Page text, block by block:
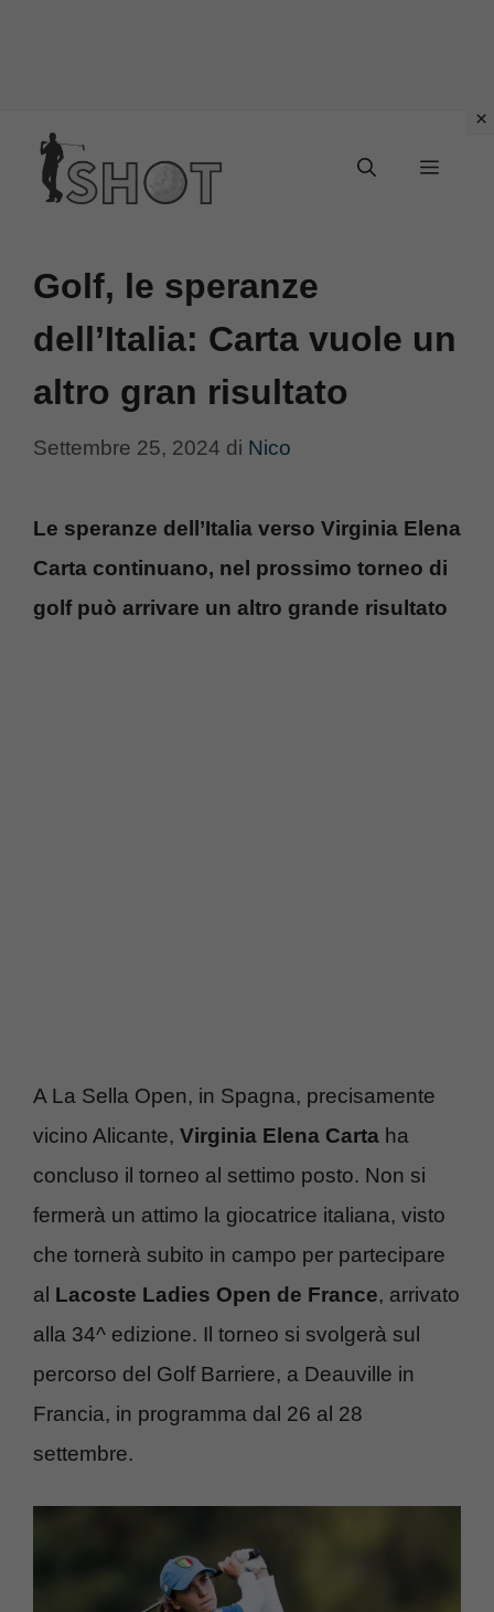
contenuto
Menu
Golf, le speranze
dell’Italia: Carta vuole un
altro gran risultato
Settembre 25, 2024 di Nico
Le speranze dell’Italia verso Virginia Elena
Carta continuano, nel prossimo torneo di
golf può arrivare un altro grande risultato
A La Sella Open, in Spagna, precisamente
vicino Alicante, Virginia Elena Carta ha
concluso il torneo al settimo posto. Non si
fermerà un attimo la giocatrice italiana, visto
che tornerà subito in campo per partecipare
al Lacoste Ladies Open de France, arrivato
alla 34^ edizione. Il torneo si svolgerà sul
percorso del Golf Barriere, a Deauville in
Francia, in programma dal 26 al 28
settembre.